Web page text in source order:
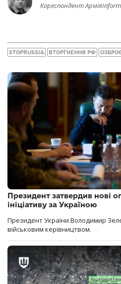
Кореспондент АрміяInform
STOPRUSSIA ВТОРГНЕННЯ РФ
Президент затвердив нові
ініціативу за Україною
Президент України Володимир
військовим керівництвом.